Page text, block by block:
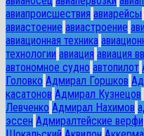
авиапроисшествия авиарейсы
авиастоение авиастроение
авиационная техника
технологии авиация авиация
автономное судно автопилот
Головко Адмирал Горшков
касатонов Адмирал Кузнецов
Левченко Адмирал Нахимов
эссен Адмиралтейские верфи